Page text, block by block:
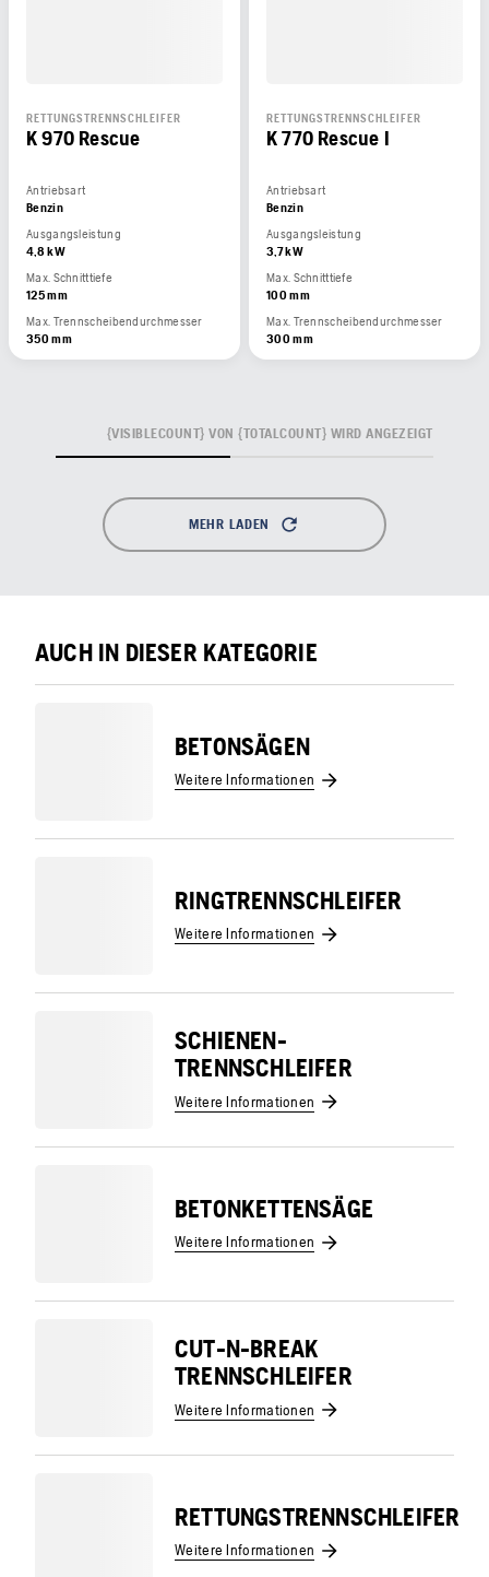
RETTUNGSTRENNSCHLEIFER
K 970 Rescue
Antriebsart
Benzin
Ausgangsleistung
4,8 kW
Max. Schnitttiefe
125 mm
Max. Trennscheibendurchmesser
350 mm
RETTUNGSTRENNSCHLEIFER
K 770 Rescue I
Antriebsart
Benzin
Ausgangsleistung
3,7 kW
Max. Schnitttiefe
100 mm
Max. Trennscheibendurchmesser
300 mm
MEHR LADEN
{VISIBLECOUNT} VON {TOTALCOUNT} WIRD ANGEZEIGT
AUCH IN DIESER KATEGORIE
BETONSÄGEN
Weitere Informationen
RINGTRENNSCHLEIFER
Weitere Informationen
SCHIENEN-
TRENNSCHLEIFER
Weitere Informationen
BETONKETTENSÄGE
Weitere Informationen
CUT-N-BREAK
TRENNSCHLEIFER
Weitere Informationen
RETTUNGSTRENNSCHLEIFER
Weitere Informationen